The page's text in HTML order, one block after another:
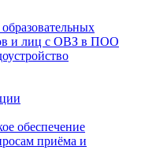
и лиц с ОВЗ в ПОО
обеспечение
приёма и